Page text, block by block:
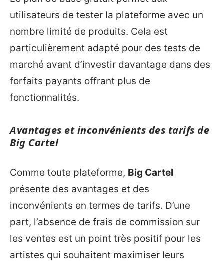
utilisateurs de tester la plateforme avec un
nombre limité de produits. Cela est
particulièrement adapté pour des tests de
marché avant d’investir davantage dans des
forfaits payants offrant plus de
fonctionnalités.
Avantages et inconvénients des tarifs de
Big Cartel
Comme toute plateforme, Big Cartel
présente des avantages et des
inconvénients en termes de tarifs. D’une
part, l’absence de frais de commission sur
les ventes est un point très positif pour les
artistes qui souhaitent maximiser leurs